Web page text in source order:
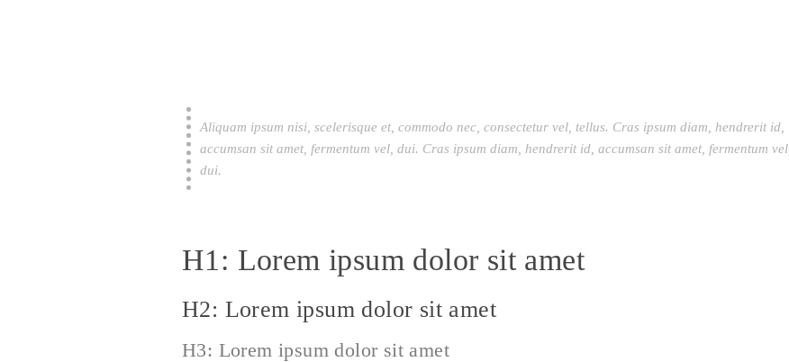
Aliquam ipsum nisi, scelerisque et, commodo nec, consectetur vel, tellus. Cras ipsum diam, hendrerit id,
accumsan sit amet, fermentum vel, dui. Cras ipsum diam, hendrerit id, accumsan sit amet, fermentum vel,
dui.
H1: Lorem ipsum dolor sit amet
H2: Lorem ipsum dolor sit amet
H3: Lorem ipsum dolor sit amet